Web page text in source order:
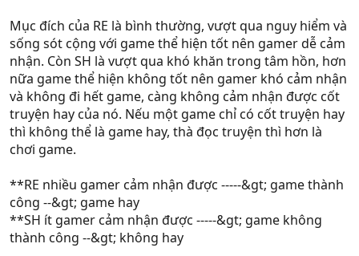
Mục đích của RE là bình thường, vượt qua nguy hiểm và
sống sót cộng với game thể hiện tốt nên gamer dễ cảm
nhận. Còn SH là vượt qua khó khăn trong tâm hồn, hơn
nữa game thể hiện không tốt nên gamer khó cảm nhận
và không đi hết game, càng không cảm nhận được cốt
truyện hay của nó. Nếu một game chỉ có cốt truyện hay
thì không thể là game hay, thà đọc truyện thì hơn là
chơi game.
**RE nhiều gamer cảm nhận được -----&gt; game thành
công --&gt; game hay
**SH ít gamer cảm nhận được -----&gt; game không
thành công --&gt; không hay